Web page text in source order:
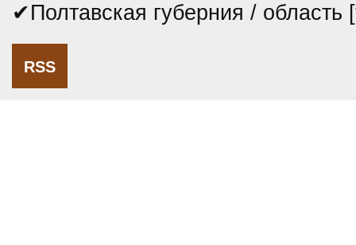
✔Полтавская губерния /
RSS